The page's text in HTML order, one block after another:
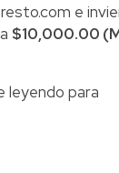
e
$10,000.00
leyendo para